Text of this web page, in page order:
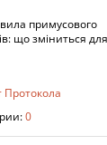
примусового
що зміниться для
Протокола
0